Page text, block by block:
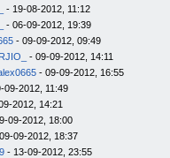
- 19-08-2012, 11:12
- 06-09-2012, 19:39
- 09-09-2012, 09:49
- 09-09-2012, 14:11
- 09-09-2012, 16:55
09-2012, 11:49
2012, 14:21
09-2012, 18:00
09-2012, 18:37
- 13-09-2012, 23:55